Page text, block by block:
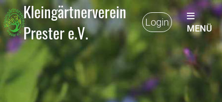
Kleingärtnerverein
Prester e.V.
Login
MENÜ